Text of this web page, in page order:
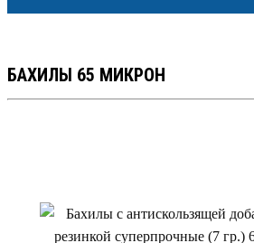
БАХИЛЫ 65 МИКРОН